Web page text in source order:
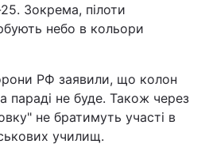
Зокрема, пілоти
небо в кольори
РФ заявили, що колон
параді не буде. Також через
не братимуть участі в
училищ.